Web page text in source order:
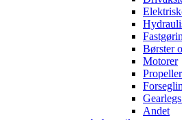
Børster
Motorer
Propeller
Andet